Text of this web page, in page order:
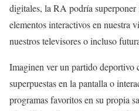
digitales, la RA podría
elementos interactivos en nuestra
nuestros televisores o incluso
Imaginen ver un partido deportivo
superpuestas en la pantalla o
programas favoritos en su propia